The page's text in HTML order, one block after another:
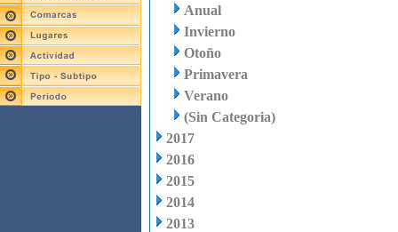
Anual
Invierno
Otoño
Primavera
Verano
(Sin Categoria)
2017
2016
2015
2014
2013